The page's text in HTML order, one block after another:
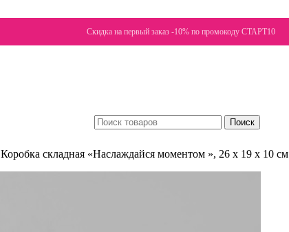
Скидка на первый заказ -10% по промокоду СТАРТ10
Поиск
Коробка складная «Наслаждайся моментом », 26 х 19 х 10 см